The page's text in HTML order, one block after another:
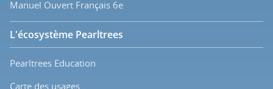
Manuel Ouvert Français 6e
L'écosystème Pearltrees
Pearltrees Education
Carte des usages